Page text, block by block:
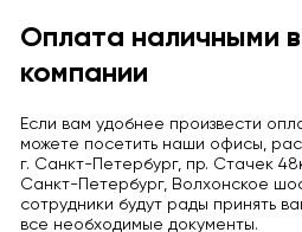
Оплата наличными
компании
Если вам удобнее произвести
можете посетить наши офисы,
г. Санкт-Петербург, пр. Стачек
Санкт-Петербург, Волхонское
сотрудники будут рады принять
все необходимые документы.